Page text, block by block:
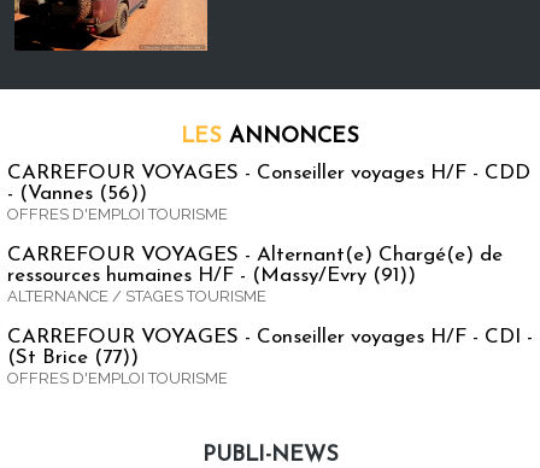
LES ANNONCES
CARREFOUR VOYAGES - Conseiller voyages H/F - CDD
- (Vannes (56))
OFFRES D'EMPLOI TOURISME
CARREFOUR VOYAGES - Alternant(e) Chargé(e) de
ressources humaines H/F - (Massy/Evry (91))
ALTERNANCE / STAGES TOURISME
CARREFOUR VOYAGES - Conseiller voyages H/F - CDI -
(St Brice (77))
OFFRES D'EMPLOI TOURISME
PUBLI-NEWS